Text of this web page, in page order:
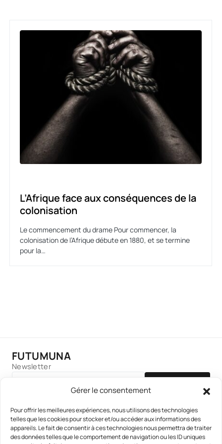
Gérer le consentement
Pour offrir les meilleures expériences, nous utilisons des technologies
telles que les cookies pour stocker et/ou accéder aux informations des
appareils. Le fait de consentir à ces technologies nous permettra de traiter
des données telles que le comportement de navigation ou les ID uniques
L’Afrique face aux conséquences de la
colonisation
Le commencement du drame Pour commencer, la
colonisation de l’Afrique débute en 1880, et se termine
pour la…
FUTUMUNA
Newsletter